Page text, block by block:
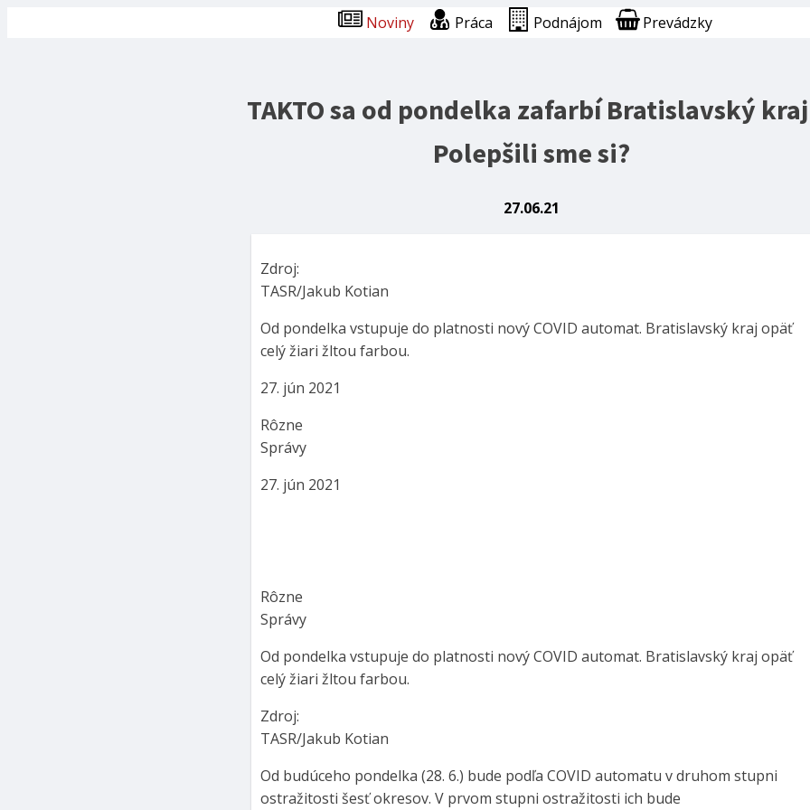
Noviny Práca Podnájom Prevádzky
TAKTO sa od pondelka zafarbí Bratislavský
Polepšili sme si?
27.06.21
Zdroj:
TASR/Jakub Kotian
Od pondelka vstupuje do platnosti nový COVID automat. Bratislavský kraj opäť
celý žiari žltou farbou.
27. jún 2021
Rôzne
Správy
27. jún 2021
Rôzne
Správy
Od pondelka vstupuje do platnosti nový COVID automat. Bratislavský kraj opäť
celý žiari žltou farbou.
Zdroj:
TASR/Jakub Kotian
Od budúceho pondelka (28. 6.) bude podľa COVID automatu v druhom stupni
ostražitosti šesť okresov. V prvom stupni ostražitosti ich bude